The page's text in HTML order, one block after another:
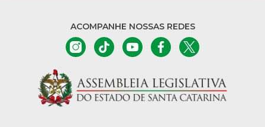
ACOMPANHE NOSSAS REDES